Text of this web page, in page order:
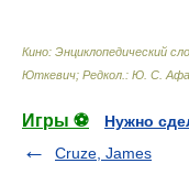
Кино: Энциклопедический
Юткевич; Редкол.: Ю. С.
Игры ⚽
Нужно
Cruze, James